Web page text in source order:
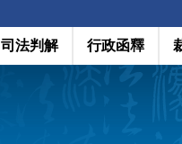
司法判解 行政函釋